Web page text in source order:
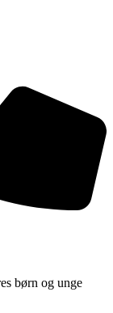
børn og unge